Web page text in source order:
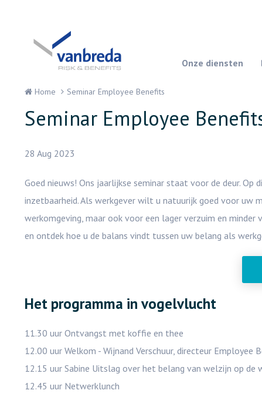
Onze diensten
Home Seminar Employee Benefits
Seminar Employee
28 Aug 2023
Goed nieuws! Ons jaarlijkse seminar staat voor de deur.
inzetbaarheid. Als werkgever wilt u natuurijk goed voor uw
werkomgeving, maar ook voor een lager verzuim en
en ontdek hoe u de balans vindt tussen uw belang als
Het programma in vogelvlucht
11.30 uur Ontvangst met koffie en thee
12.00 uur Welkom - Wijnand Verschuur, directeur Employee
12.15 uur Sabine Uitslag over het belang van welzijn op de
12.45 uur Netwerklunch